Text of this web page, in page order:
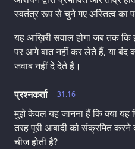
स्वतंत्र रूप से चुने गए अस्तित्व का
यह आख़िरी सवाल होगा जब तक
पर आगे बात नहीं कर लेते हैं, या बंद
जवाब नहीं दे देते हैं।
31.16
प्रश्नकर्ता
मुझे केवल यह जानना हैं कि क्या यह
तरह पूरी आबादी को संक्रमित
चीज होती है?